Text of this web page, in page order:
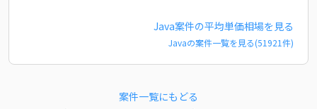
Java案件の平均単価相場を見る
Javaの案件一覧を見る(51921件)
案件一覧にもどる